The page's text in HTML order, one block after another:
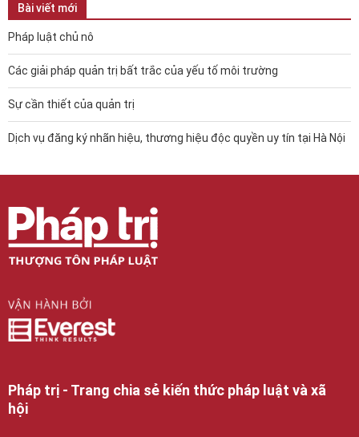
Bài viết mới
Pháp luật chủ nô
Các giải pháp quản trị bất trắc của yếu tố môi trường
Sự cần thiết của quản trị
Dịch vụ đăng ký nhãn hiệu, thương hiệu độc quyền uy tín tại Hà Nội
Pháp trị - Trang chia sẻ kiến thức pháp luật và xã
hội